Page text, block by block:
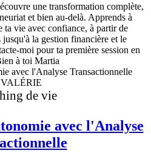
une transformation complète,
et bien au-delà. Apprends à
ta vie avec confiance, à partir de
la gestion financière et le
moi pour ta première session en
à toi Martia
de vie
avec l'Analyse